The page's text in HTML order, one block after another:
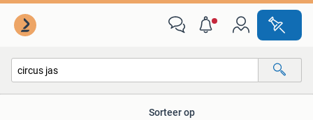
Sorteer op